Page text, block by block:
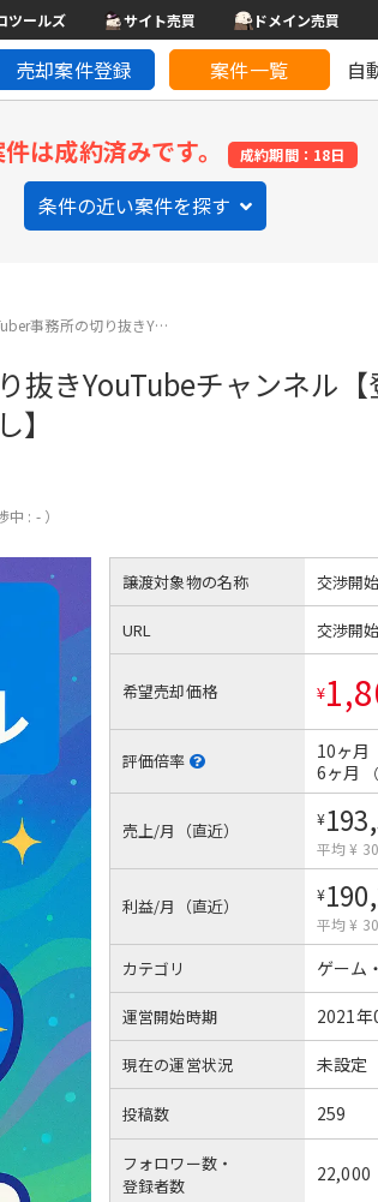
ツールズ サイト売買 ドメイン売買
売却案件登録 案件一覧 自
は成約済みです。 成約期間：18日
条件の近い案件を探す
事務所の切り抜きY…
抜きYouTubeチャンネル
中 : - ）
譲渡対象物の名称 交渉開
URL 交渉開
希望売却価格 ¥
評価倍率 10ヶ月
6ヶ月
売上/月（直近）
¥
平均 ¥
利益/月（直近）
¥
平均 ¥
カテゴリ ゲーム
運営開始時期 2021年
現在の運営状況 未設定
投稿数 259
フォロワー数・
登録者数
22,000